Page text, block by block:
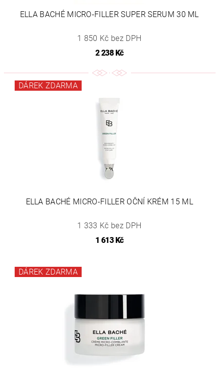
ELLA BACHÉ MICRO-FILLER SUPER SERUM 30 ML
1 850 Kč bez DPH
2 238 Kč
DÁREK ZDARMA
ELLA BACHÉ MICRO-FILLER OČNÍ KRÉM 15 ML
1 333 Kč bez DPH
1 613 Kč
DÁREK ZDARMA